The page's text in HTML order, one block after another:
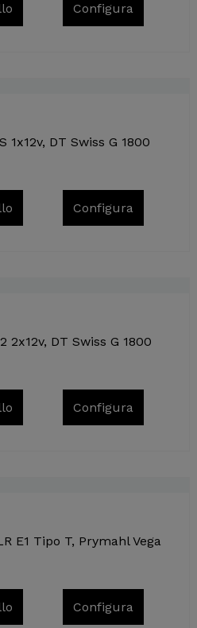
Configura
1x12v, DT Swiss G 1800
Configura
2x12v, DT Swiss G 1800
Configura
E1 Tipo T, Prymahl Vega
Configura